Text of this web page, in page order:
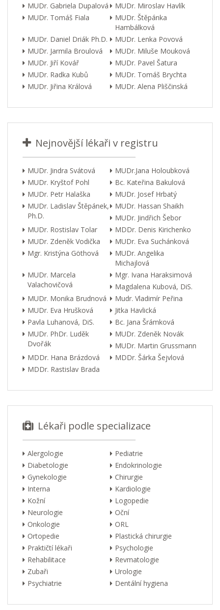
MUDr. Gabriela Dupalová
MUDr. Miroslav Havlík
MUDr. Tomáš Fiala
MUDr. Štěpánka
Hambálková
MUDr. Daniel Driák Ph.D.
MUDr. Lenka Povová
MUDr. Jarmila Broulová
MUDr. Miluše Mouková
MUDr. Jiří Kovář
MUDr. Pavel Šatura
MUDr. Radka Kubů
MUDr. Tomáš Brychta
MUDr. Jiřina Králová
MUDr. Alena Pliščinská
Nejnovější lékaři v registru
MUDr. Jindra Svátová
MUDr.Jana Holoubková
MUDr. Kryštof Pohl
Bc. Kateřina Bakulová
MUDr. Petr Halaška
MUDr. Josef Hrbatý
MUDr. Ladislav Štěpánek,
Ph.D.
MUDr. Hassan Shaikh
MUDr. Jindřich Šebor
MUDr. Rostislav Tolar
MDDr. Denis Kirichenko
MUDr. Zdeněk Vodička
MUDr. Eva Suchánková
Mgr. Kristýna Göthová
MUDr. Angelika
Michajlová
MUDr. Marcela
Valachovičová
Mgr. Ivana Haraksimová
Magdalena Kubová, DiS.
MUDr. Monika Brudnová
Mudr. Vladimír Peřina
MUDr. Eva Hrušková
Jitka Havlická
Pavla Luhanová, DiS.
Bc. Jana Šrámková
MUDr. PhDr. Luděk
Dvořák
MUDr. Zdeněk Novák
MUDr. Martin Grussmann
MDDr. Hana Brázdová
MDDr. Šárka Šejvlová
MDDr. Rastislav Brada
Lékaři podle specializace
Alergologie
Pediatrie
Diabetologie
Endokrinologie
Gynekologie
Chirurgie
Interna
Kardiologie
Kožní
Logopedie
Neurologie
Oční
Onkologie
ORL
Ortopedie
Plastická chirurgie
Praktičtí lékaři
Psychologie
Rehabilitace
Revmatologie
Zubaři
Urologie
Psychiatrie
Dentální hygiena